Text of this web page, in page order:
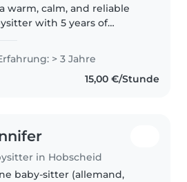
warm, calm, and reliable
with 5 years of
enjoy spending time with
and creating a safe, happy,..
> 3 Jahre
15,00 €/Stunde
in Hobscheid
baby-sitter (allemand,